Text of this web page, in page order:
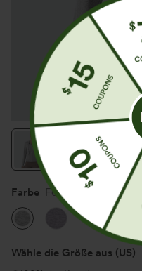
Farbe Fog Gray
Wähle die Größe aus (US)